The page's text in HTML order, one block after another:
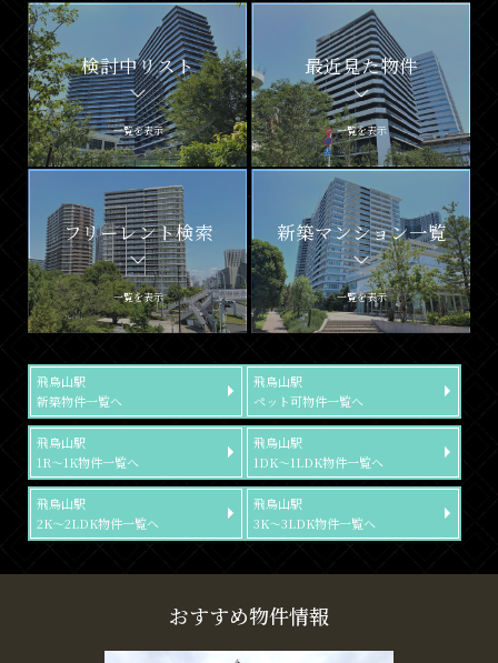
検討中リスト
一覧を表示
最近見た物件
一覧を表示
フリーレント検索
一覧を表示
新築マンション一覧
一覧を表示
飛鳥山駅
新築物件一覧へ
飛鳥山駅
ペット可物件一覧へ
飛鳥山駅
1R～1K物件一覧へ
飛鳥山駅
1DK～1LDK物件一覧へ
飛鳥山駅
2K～2LDK物件一覧へ
飛鳥山駅
3K～3LDK物件一覧へ
おすすめ物件情報